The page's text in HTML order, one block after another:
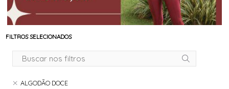
FILTROS SELECIONADOS
ALGODÃO DOCE